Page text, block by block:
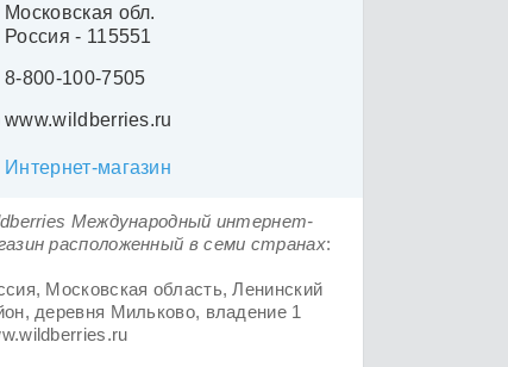
Московская обл.
Россия - 115551
8-800-100-7505
www.wildberries.ru
Интернет-магазин
Международный интернет-
расположенный в семи странах:
Московская область, Ленинский
деревня Мильково, владение 1